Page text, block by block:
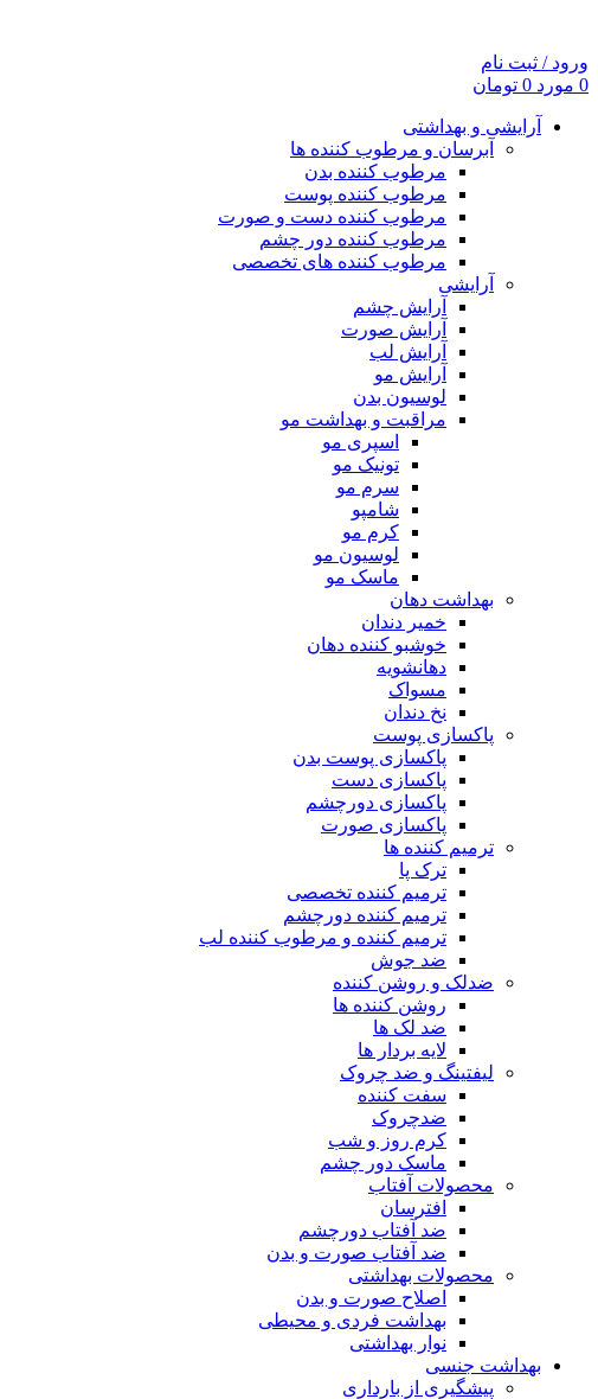
ورود / ثبت نام
0 مورد 0 تومان
آرایشی و بهداشتی
آبرسان و مرطوب کننده ها
مرطوب کننده بدن
مرطوب کننده پوست
مرطوب کننده دست و صورت
مرطوب کننده دور چشم
مرطوب کننده های تخصصی
آرایشی
آرایش چشم
آرایش صورت
آرایش لب
آرایش مو
لوسیون بدن
مراقبت و بهداشت مو
اسپری مو
تونیک مو
سرم مو
شامپو
کرم مو
لوسیون مو
ماسک مو
بهداشت دهان
خمیر دندان
خوشبو کننده دهان
دهانشویه
مسواک
نخ دندان
پاکسازی پوست
پاکسازی پوست بدن
پاکسازی دست
پاکسازی دورچشم
پاکسازی صورت
ترمیم کننده ها
ترک پا
ترمیم کننده تخصصی
ترمیم کننده دورچشم
ترمیم کننده و مرطوب کننده لب
ضد جوش
ضدلک و روشن کننده
روشن کننده ها
ضد لک ها
لایه بردار ها
لیفتینگ و ضد چروک
سفت کننده
ضدچروک
کرم روز و شب
ماسک دور چشم
محصولات آفتاب
افترسان
ضد آفتاب دورچشم
ضد آفتاب صورت و بدن
محصولات بهداشتی
اصلاح صورت و بدن
بهداشت فردی و محیطی
نوار بهداشتی
بهداشت جنسی
پیشگیری از بارداری